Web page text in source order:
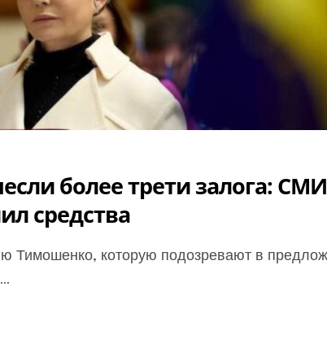
более трети залога: СМИ
средства